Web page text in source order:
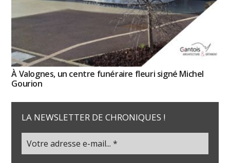
À Valognes, un centre funéraire fleuri signé Michel
Gourion
LA NEWSLETTER DE CHRONIQUES !